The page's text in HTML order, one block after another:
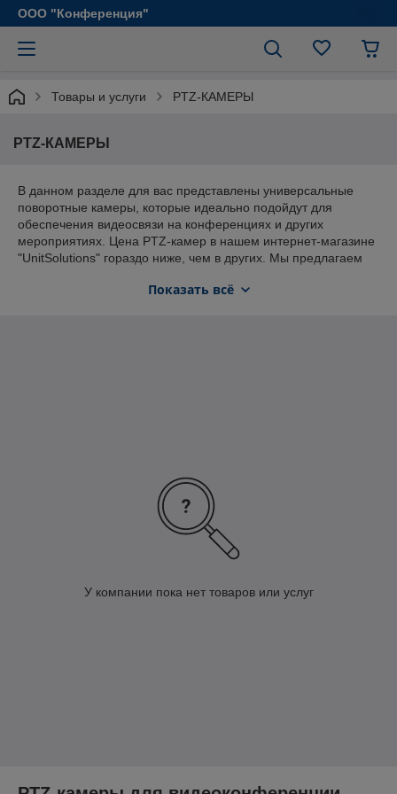
ООО "Конференция"
Товары и услуги PTZ-КАМЕРЫ
PTZ-КАМЕРЫ
В данном разделе для вас представлены универсальные
поворотные камеры, которые идеально подойдут для
обеспечения видеосвязи на конференциях и других
мероприятиях. Цена PTZ-камер в нашем интернет-магазине
"UnitSolutions" гораздо ниже, чем в других. Мы предлагаем
Sony, Clevermic и Samcen.Показать всё
У компании пока нет товаров или услуг